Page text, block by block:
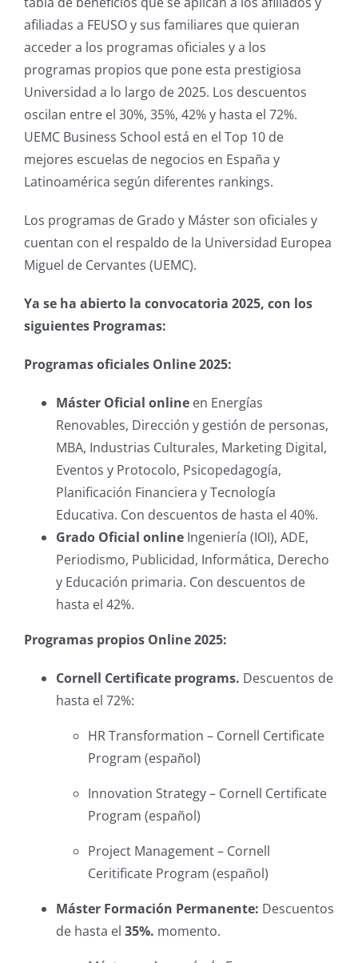
afiliadas a FEUSO y sus familiares que quieran
acceder a los programas oficiales y a los
programas propios que pone esta prestigiosa
Universidad a lo largo de 2025. Los descuentos
oscilan entre el 30%, 35%, 42% y hasta el 72%.
UEMC Business School está en el Top 10 de
mejores escuelas de negocios en España y
Latinoamérica según diferentes rankings.
Los programas de Grado y Máster son oficiales y
cuentan con el respaldo de la Universidad Europea
Miguel de Cervantes (UEMC).
Ya se ha abierto la convocatoria 2025, con los
siguientes Programas:
Programas oficiales Online 2025:
Máster Oficial online en Energías
Renovables, Dirección y gestión de personas,
MBA, Industrias Culturales, Marketing Digital,
Eventos y Protocolo, Psicopedagogía,
Planificación Financiera y Tecnología
Educativa. Con descuentos de hasta el 40%.
Grado Oficial online Ingeniería (IOI), ADE,
Periodismo, Publicidad, Informática, Derecho
y Educación primaria. Con descuentos de
hasta el 42%.
Programas propios Online 2025:
Cornell Certificate programs. Descuentos de
hasta el 72%:
HR Transformation – Cornell Certificate
Program (español)
Innovation Strategy – Cornell Certificate
Program (español)
Project Management – Cornell
Ceritificate Program (español)
Máster Formación Permanente: Descuentos
de hasta el 35%. momento.